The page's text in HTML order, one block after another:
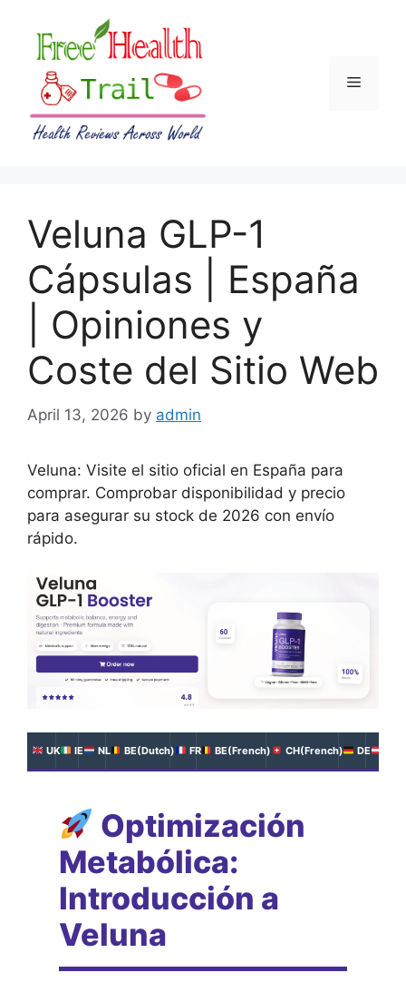
content
Menu
Veluna GLP-1
Cápsulas | España
| Opiniones y
Coste del Sitio Web
April 13, 2026 by admin
Veluna: Visite el sitio oficial en España para
comprar. Comprobar disponibilidad y precio
para asegurar su stock de 2026 con envío
rápido.
UK IE NL BE(Dutch) FR BE(French) CH(French) DE
Optimización
Metabólica:
Introducción a
Veluna